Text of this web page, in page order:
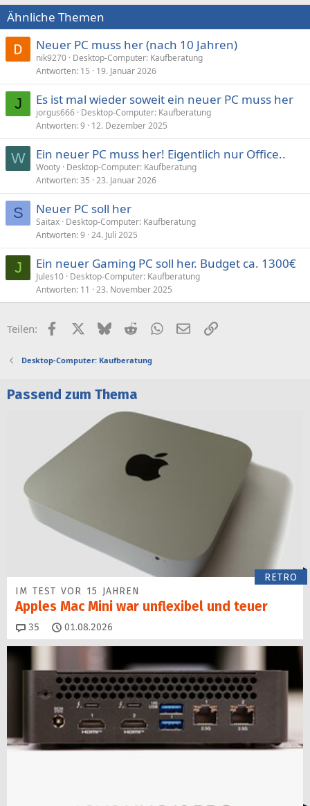
Ähnliche Themen
Neuer PC muss her (nach 10 Jahren)
nik9270 Desktop-Computer: Kaufberatung
Antworten 15 19. Januar 2026
J Es ist mal wieder soweit ein neuer PC muss her
jorgus666 Desktop-Computer: Kaufberatung
Antworten 9 12. Dezember 2025
W Ein neuer PC muss her! Eigentlich nur Office..
Wooty Desktop-Computer: Kaufberatung
Antworten 35 23. Januar 2026
S Neuer PC soll her
Saitax Desktop-Computer: Kaufberatung
Antworten 9 24. Juli 2025
J Ein neuer Gaming PC soll her. Budget ca. 1300€
Jules10 Desktop-Computer: Kaufberatung
Antworten 11 23. November 2025
Teilen: FacebookX (Twitter)
BlueskyRedditWhatsApp
E-MailLink
Desktop-Computer: Kaufberatung
Passend zum Thema
RETRO
IM TEST VOR 15 JAHREN
Apples Mac Mini war unflexibel und teuer
35 Kommentare
01.08.2026